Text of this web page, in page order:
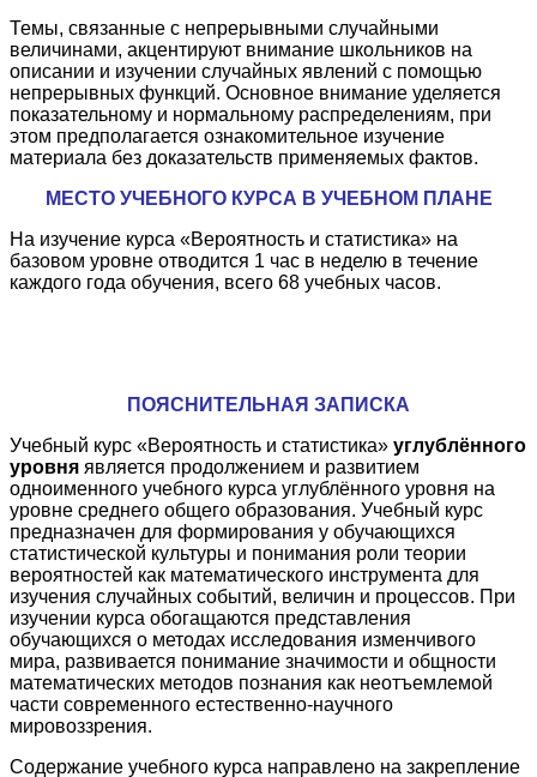
Темы, связанные с непрерывными случайными
величинами, акцентируют внимание школьников на
описании и изучении случайных явлений с помощью
непрерывных функций. Основное внимание уделяется
показательному и нормальному распределениям, при
этом предполагается ознакомительное изучение
материала без доказательств применяемых фактов.
МЕСТО УЧЕБНОГО КУРСА В УЧЕБНОМ ПЛАНЕ
На изучение курса «Вероятность и статистика» на
базовом уровне отводится 1 час в неделю в течение
каждого года обучения, всего 68 учебных часов.
ПОЯСНИТЕЛЬНАЯ ЗАПИСКА
Учебный курс «Вероятность и статистика» углублённого
уровня является продолжением и развитием
одноименного учебного курса углублённого уровня на
уровне среднего общего образования. Учебный курс
предназначен для формирования у обучающихся
статистической культуры и понимания роли теории
вероятностей как математического инструмента для
изучения случайных событий, величин и процессов. При
изучении курса обогащаются представления
обучающихся о методах исследования изменчивого
мира, развивается понимание значимости и общности
математических методов познания как неотъемлемой
части современного естественно-научного
мировоззрения.
Содержание учебного курса направлено на закрепление